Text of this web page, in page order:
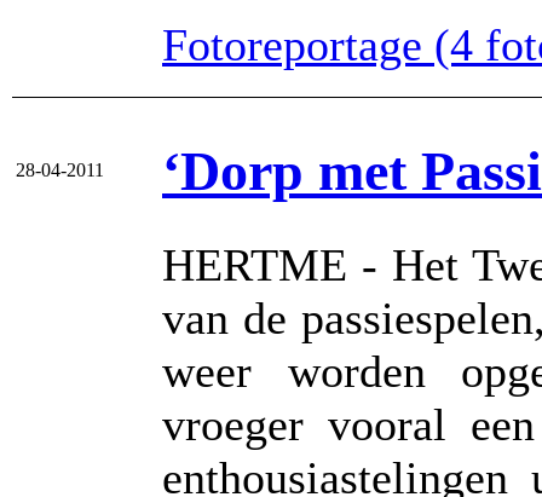
Fotoreportage (4
28-04-2011 ‘Dorp met
HERTME - Het
van de
weer worden
vroeger vooral